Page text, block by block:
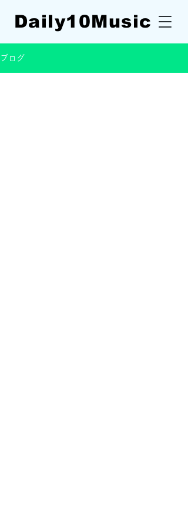
Daily10Music
ブログ